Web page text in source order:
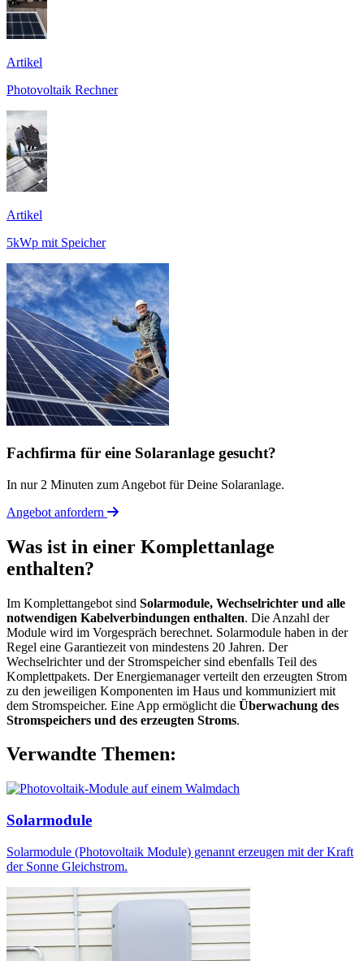
Artikel
Photovoltaik Rechner
Artikel
5kWp mit Speicher
Fachfirma für eine Solaranlage gesucht?
In nur 2 Minuten zum Angebot für Deine Solaranlage.
Angebot anfordern
Was ist in einer Komplettanlage
enthalten?
Im Komplettangebot sind Solarmodule, Wechselrichter und alle
notwendigen Kabelverbindungen enthalten. Die Anzahl der
Module wird im Vorgespräch berechnet. Solarmodule haben in der
Regel eine Garantiezeit von mindestens 20 Jahren. Der
Wechselrichter und der Stromspeicher sind ebenfalls Teil des
Komplettpakets. Der Energiemanager verteilt den erzeugten Strom
zu den jeweiligen Komponenten im Haus und kommuniziert mit
dem Stromspeicher. Eine App ermöglicht die Überwachung des
Stromspeichers und des erzeugten Stroms.
Verwandte Themen:
Solarmodule
Solarmodule (Photovoltaik Module) genannt erzeugen mit der Kraft
der Sonne Gleichstrom.